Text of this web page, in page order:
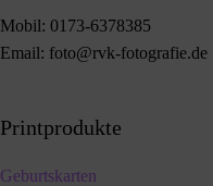
Mobil: 0173-6378385
Email: foto@rvk-fotografie.de
Printprodukte
Geburtskarten